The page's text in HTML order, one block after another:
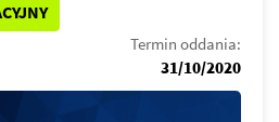
Termin oddania:
31/10/2020